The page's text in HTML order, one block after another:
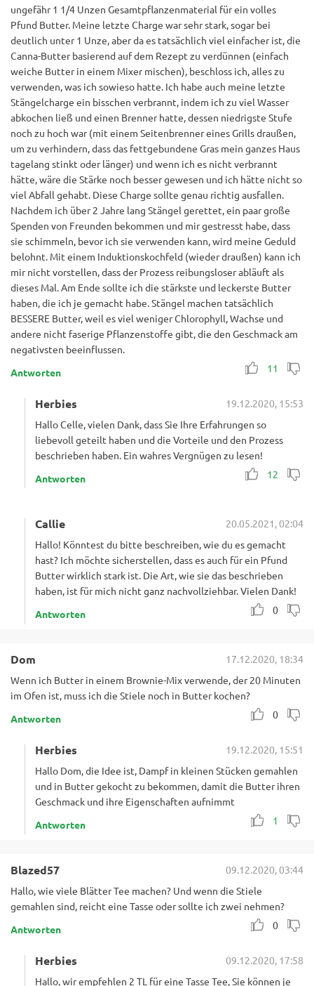
ungefähr 1 1/4 Unzen Gesamtpflanzenmaterial für ein volles
Pfund Butter. Meine letzte Charge war sehr stark, sogar bei
deutlich unter 1 Unze, aber da es tatsächlich viel einfacher ist, die
Canna-Butter basierend auf dem Rezept zu verdünnen (einfach
weiche Butter in einem Mixer mischen), beschloss ich, alles zu
verwenden, was ich sowieso hatte. Ich habe auch meine letzte
Stängelcharge ein bisschen verbrannt, indem ich zu viel Wasser
abkochen ließ und einen Brenner hatte, dessen niedrigste Stufe
noch zu hoch war (mit einem Seitenbrenner eines Grills draußen,
um zu verhindern, dass das fettgebundene Gras mein ganzes Haus
tagelang stinkt oder länger) und wenn ich es nicht verbrannt
hätte, wäre die Stärke noch besser gewesen und ich hätte nicht so
viel Abfall gehabt. Diese Charge sollte genau richtig ausfallen.
Nachdem ich über 2 Jahre lang Stängel gerettet, ein paar große
Spenden von Freunden bekommen und mir gestresst habe, dass
sie schimmeln, bevor ich sie verwenden kann, wird meine Geduld
belohnt. Mit einem Induktionskochfeld (wieder draußen) kann ich
mir nicht vorstellen, dass der Prozess reibungsloser abläuft als
dieses Mal. Am Ende sollte ich die stärkste und leckerste Butter
haben, die ich je gemacht habe. Stängel machen tatsächlich
BESSERE Butter, weil es viel weniger Chlorophyll, Wachse und
andere nicht faserige Pflanzenstoffe gibt, die den Geschmack am
negativsten beeinflussen.
11
Antworten
Herbies
19.12.2020, 15:53
Hallo Celle, vielen Dank, dass Sie Ihre Erfahrungen so
liebevoll geteilt haben und die Vorteile und den Prozess
beschrieben haben. Ein wahres Vergnügen zu lesen!
12
Antworten
Callie
20.05.2021, 02:04
Hallo! Könntest du bitte beschreiben, wie du es gemacht
hast? Ich möchte sicherstellen, dass es auch für ein Pfund
Butter wirklich stark ist. Die Art, wie sie das beschrieben
haben, ist für mich nicht ganz nachvollziehbar. Vielen Dank!
0
Antworten
Dom
17.12.2020, 18:34
Wenn ich Butter in einem Brownie-Mix verwende, der 20 Minuten
im Ofen ist, muss ich die Stiele noch in Butter kochen?
0
Antworten
Herbies
19.12.2020, 15:51
Hallo Dom, die Idee ist, Dampf in kleinen Stücken gemahlen
und in Butter gekocht zu bekommen, damit die Butter ihren
Geschmack und ihre Eigenschaften aufnimmt
1
Antworten
Blazed57
09.12.2020, 03:44
Hallo, wie viele Blätter Tee machen? Und wenn die Stiele
gemahlen sind, reicht eine Tasse oder sollte ich zwei nehmen?
0
Antworten
Herbies
09.12.2020, 17:58
Hallo, wir empfehlen 2 TL für eine Tasse Tee, Sie können je